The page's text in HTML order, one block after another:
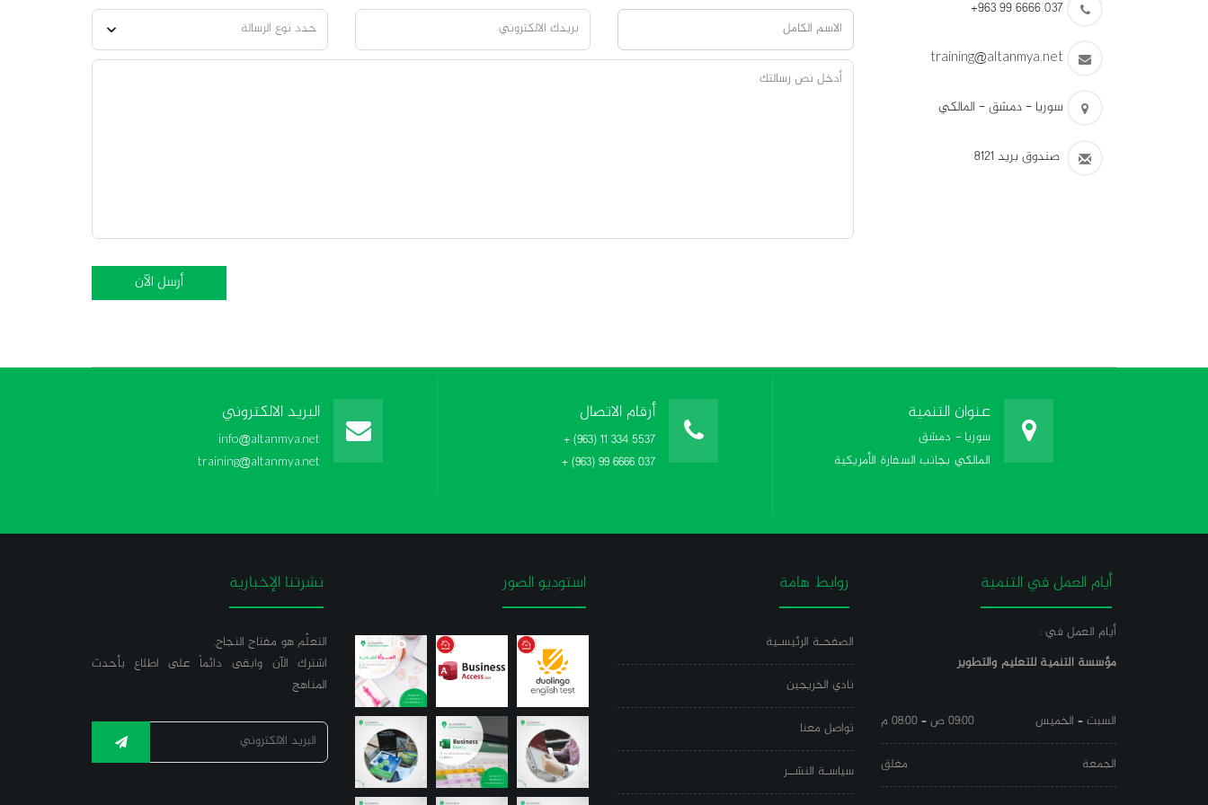
+963 99 6666 037
training@altanmya.net
سوريا - دمشق - المالكي
عنوان التنمية
سوريا - دمشق
المالكي بجانب السفارة الأمريكية
أرقام الاتصال
+ (963) 11 334 5537
+ (963) 99 6666 037
البريد الالكتروني
info@altanmya.net
training@altanmya.net
أيام العمل في التنمية
أيام العمل في :
مؤسسة التنمية للتعليم والتطوير
السبت – الخميس
09:00 ص – 08:00 م
الجمعة
مغلق
روابط هامة
الصفحـة الرئيسـية
نادي الخريجين
تواصل معنا
سياسـة النشــر
استوديو الصور نشرتنا الإخبارية
التعلّم هو مفتاح النجاح.
اشترك الآن وابقى دائماً على اطلاع بأحدث
المناهج